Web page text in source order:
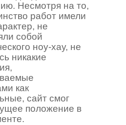
Несмотря на то,
работ имели
не
собой
ноу-хау, не
никакие
как
сайт смог
положение в